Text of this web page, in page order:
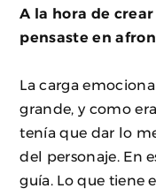
A la hora de
pensaste en
La carga
grande, y como
tenía que dar lo
del personaje. En
guía. Lo que tiene